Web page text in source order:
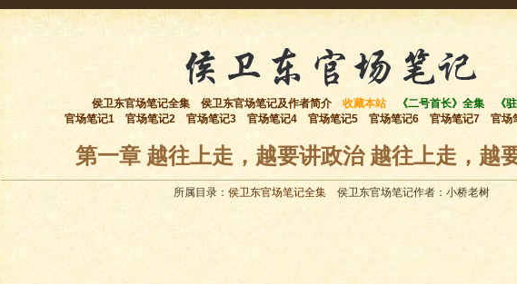
侯卫东官场笔记全集 侯卫东官场笔记及作者简介 收藏本站 《二号首长》全集
《
官场笔记1
官场笔记2 官场笔记3 官场笔记4 官场笔记5 官场笔记6 官场笔记7 官场
第一章 越往上走，越要讲政治 越往上走，越
所属目录： 侯卫东官场笔记全集 侯卫东官场笔记作者：小桥老树